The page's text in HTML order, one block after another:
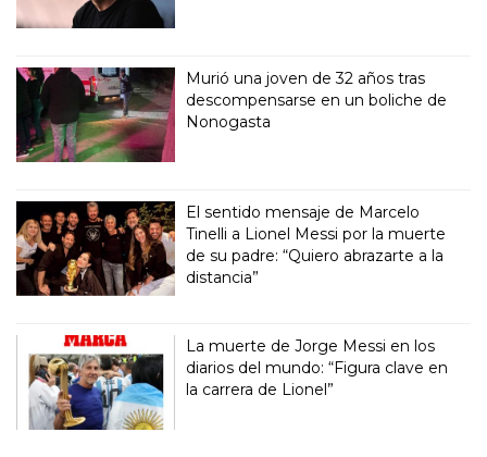
Murió una joven de 32 años tras
descompensarse en un boliche de
Nonogasta
El sentido mensaje de Marcelo
Tinelli a Lionel Messi por la muerte
de su padre: “Quiero abrazarte a la
distancia”
La muerte de Jorge Messi en los
diarios del mundo: “Figura clave en
la carrera de Lionel”